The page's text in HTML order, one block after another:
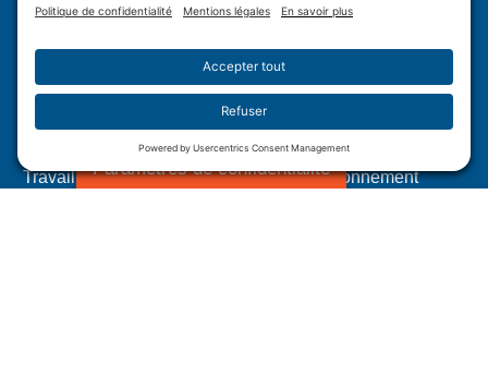
Paramètres de confidentialité
209 Wulftec
Politique de confidentialité
Avis de non-responsabilité
Politique en matière de témoins
Conditions d’utilisation
Plan du site
Travail forcé dans les chaînes d'approvisionnement